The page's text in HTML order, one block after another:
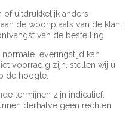
of uitdrukkelijk anders
de woonplaats van de klant
van de bestelling.
normale leveringstijd kan
voorradig zijn, stellen wij u
de hoogte.
termijnen zijn indicatief.
derhalve geen rechten